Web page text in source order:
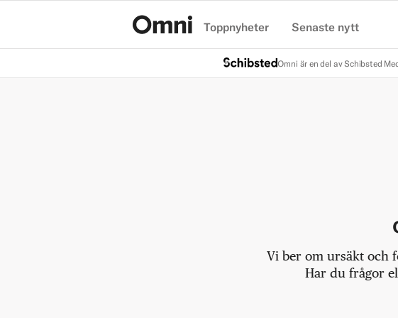
Toppnyheter Senaste nytt
Omni är en del av Schibsted
Vi ber om ursäkt och
Har du frågor